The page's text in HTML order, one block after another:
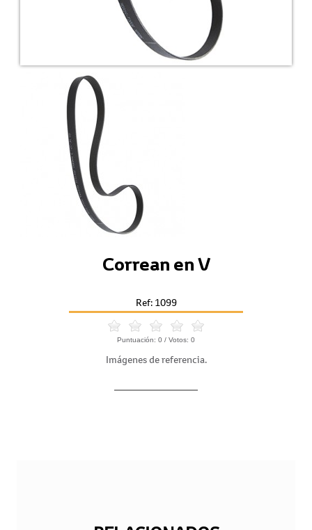
Correan en V
Ref: 1099
Puntuación: 0 / Votos: 0
Imágenes de referencia.